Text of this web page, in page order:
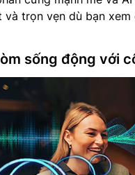
và trọn vẹn dù bạn
sống động với